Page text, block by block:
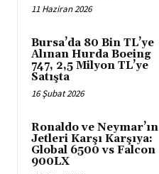
11 Haziran 2026
Bursa’da 80 Bin TL’ye
Alınan Hurda Boeing
747, 2,5 Milyon TL’ye
Satışta
16 Şubat 2026
Ronaldo ve Neymar’ın
Jetleri Karşı Karşıya:
Global 6500 vs Falcon
900LX